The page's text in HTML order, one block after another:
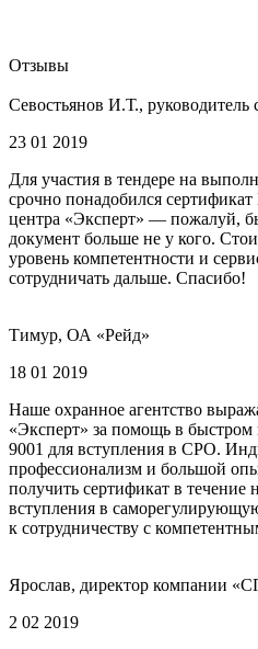
Отзывы
Севостьянов И.Т., руководитель
23 01 2019
Для участия в тендере на
срочно понадобился
центра «Эксперт» — пожалуй,
документ больше не у кого.
уровень компетентности и
сотрудничать дальше. Спасибо!
Тимур, ОА «Рейд»
18 01 2019
Наше охранное агентство
«Эксперт» за помощь в
9001 для вступления в СРО.
профессионализм и большой
получить сертификат в
вступления в
к сотрудничеству с
Ярослав, директор компании
2 02 2019